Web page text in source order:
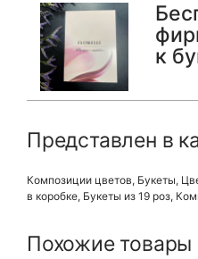
к
Представлен в
Композиции цветов, Букеты,
в коробке, Букеты из 19 роз,
Похожие товары